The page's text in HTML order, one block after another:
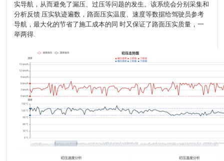
实导航，从而避免了漏压、过压等问题的发生。该系统会分别采集和
分析反馈 压实轨迹遍数，路面压实温度、速度等数据给驾驶员参考
导航，最大化的节省了施工成本的同 时又保证了路面压实质量，一
举两得.